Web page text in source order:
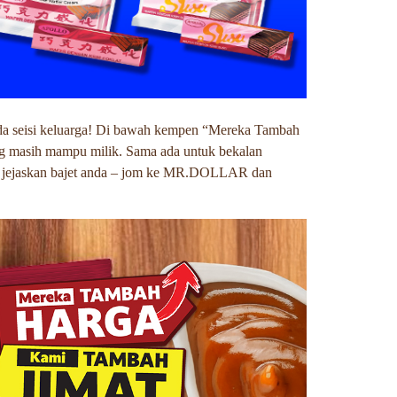
keluarga! Di bawah kempen “Mereka Tambah
mampu milik. Sama ada untuk bekalan
jejaskan bajet anda – jom ke MR.DOLLAR dan